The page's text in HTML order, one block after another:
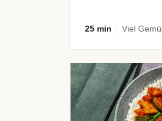
25 min Viel